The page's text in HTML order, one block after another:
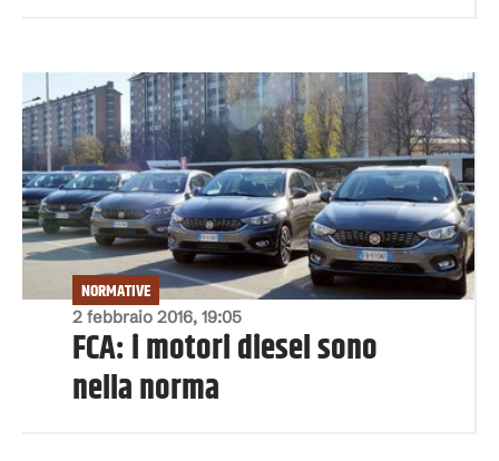
2 febbraio 2016, 19:05
NORMATIVE
FCA: i motori diesel sono
nella norma